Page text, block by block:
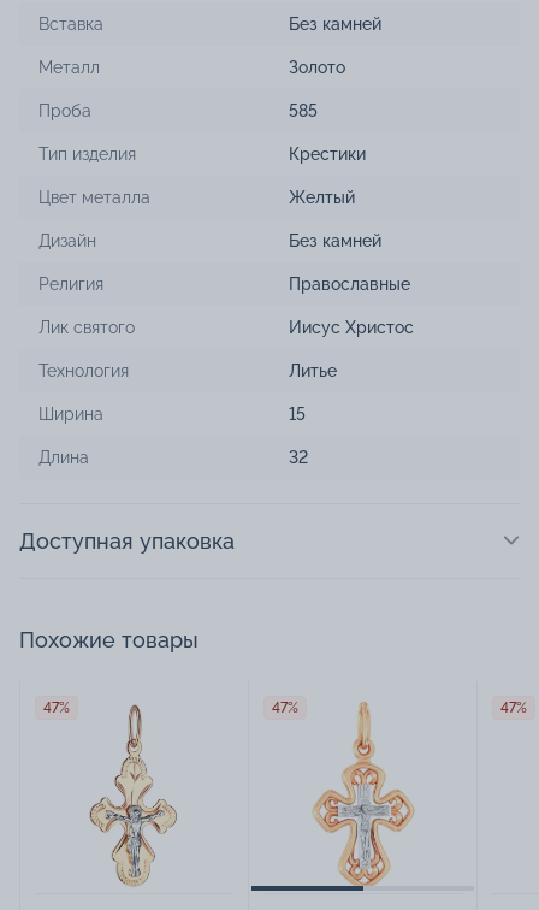
Вставка Без камней
Металл Золото
Проба 585
Тип изделия Крестики
Цвет металла Желтый
Дизайн Без камней
Религия Православные
Лик святого Иисус Христос
Технология Литье
Ширина 15
Длина 32
Доступная упаковка
Похожие товары
47% 47% 47%